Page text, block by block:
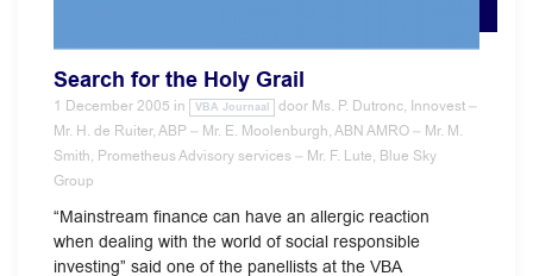
Search for the Holy Grail
1 December 2005 in VBA Journaal door Ms. P. Dutronc, Innovest –
Mr. H. de Ruiter, ABP – Mr. E. Moolenburgh, ABN AMRO – Mr. M.
Smith, Prometheus Advisory services – Mr. F. Lute, Blue Sky
Group
“Mainstream finance can have an allergic reaction
when dealing with the world of social responsible
investing” said one of the panellists at the VBA